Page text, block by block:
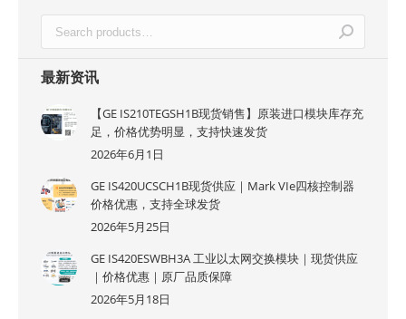
最新资讯
【GE IS210TEGSH1B现货销售】原装进口模块库存充
足，价格优势明显，支持快速发货
2026年6月1日
GE IS420UCSCH1B现货供应｜Mark VIe四核控制器
价格优惠，支持全球发货
2026年5月25日
GE IS420ESWBH3A 工业以太网交换模块｜现货供应
｜价格优惠｜原厂品质保障
2026年5月18日